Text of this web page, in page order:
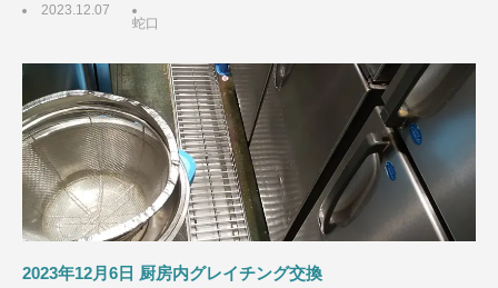
2023.12.07
蛇口
2023年12月6日 厨房内グレイチング交換